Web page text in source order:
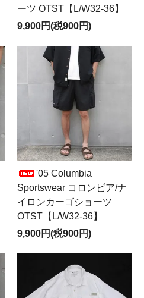
ーツ OTST【L/W32-36】
9,900円(税900円)
'05 Columbia
Sportswear コロンビア/ナ
イロンカーゴショーツ
OTST【L/W32-36】
9,900円(税900円)